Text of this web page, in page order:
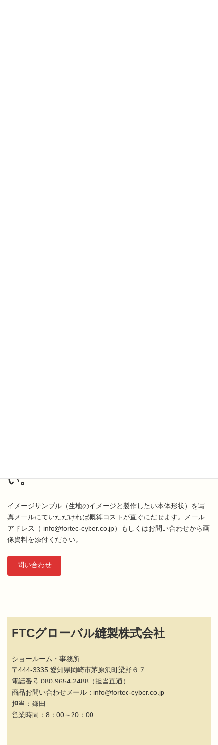
い。
イメージサンプル（生地のイメージと製作したい本体形状）を写
真メールにていただければ概算コストが直ぐにだせます。メール
アドレス（ info@fortec-cyber.co.jp）もしくはお問い合わせから画
像資料を添付ください。
問い合わせ
FTCグローバル縫製株式会社
ショールーム・事務所
〒444-3335 愛知県岡崎市茅原沢町梁野６７
電話番号 080-9654-2488（担当直通）
商品お問い合わせメール：info@fortec-cyber.co.jp
担当：鎌田
営業時間：8：00～20：00